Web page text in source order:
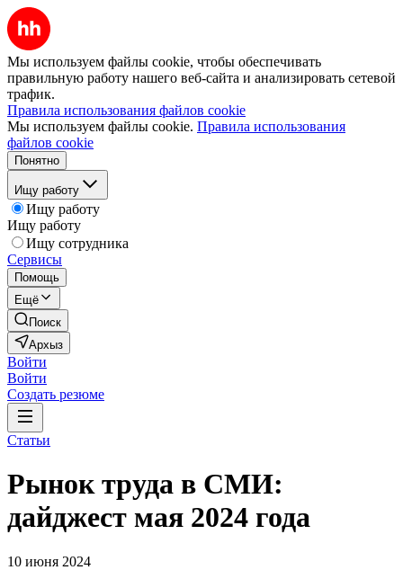
Мы используем файлы cookie, чтобы обеспечивать
правильную работу нашего веб-сайта и анализировать сетевой
трафик.
Правила использования файлов cookie
Мы используем файлы cookie. Правила использования
файлов cookie
Понятно
Ищу работу
Ищу работу
Ищу работу
Ищу сотрудника
Сервисы
Помощь
Ещё
Поиск
Архыз
Войти
Войти
Создать резюме
Статьи
Рынок труда в СМИ:
дайджест мая 2024 года
10 июня 2024